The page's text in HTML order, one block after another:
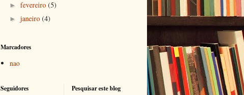
► fevereiro (5)
► janeiro (4)
Marcadores
nao
Seguidores Pesquisar este blog